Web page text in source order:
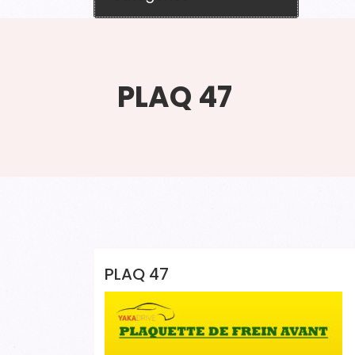
PLAQ 47
PLAQ 47